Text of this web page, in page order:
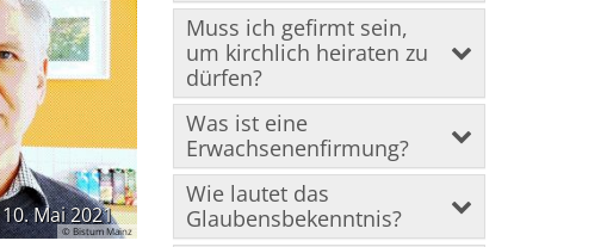
10. Mai 2021
© Bistum Mainz
Muss ich gefirmt sein,
um kirchlich heiraten zu
dürfen?
Was ist eine
Erwachsenenfirmung?
Wie lautet das
Glaubensbekenntnis?